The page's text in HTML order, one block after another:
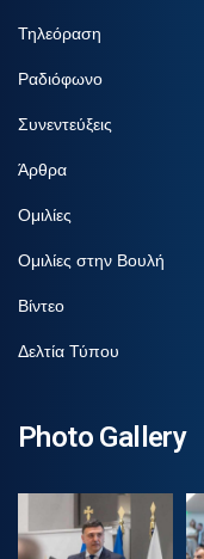
Τηλεόραση
Ραδιόφωνο
Συνεντεύξεις
Άρθρα
Ομιλίες
Ομιλίες στην Βουλή
Βίντεο
Δελτία Τύπου
Photo Gallery